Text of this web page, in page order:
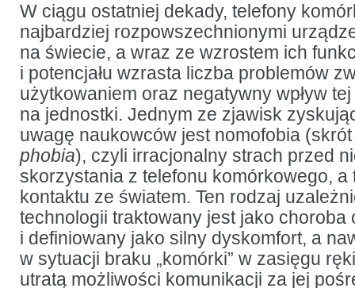
wśród
tureckich
studentów
W ciągu ostatniej dekady, telefony
najbardziej rozpowszechnionymi
na świecie, a wraz ze wzrostem ich
i potencjału wzrasta liczba problemów
użytkowaniem oraz negatywny wpływ
na jednostki. Jednym ze zjawisk
uwagę naukowców jest nomofobia
phobia), czyli irracjonalny strach przed
skorzystania z telefonu komórkowego, a
kontaktu ze światem. Ten rodzaj
technologii traktowany jest jako choroba
i definiowany jako silny dyskomfort, a
w sytuacji braku „komórki” w zasięgu
utratą możliwości komunikacji za jej